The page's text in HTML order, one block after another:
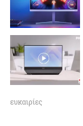
ευκαιρίες